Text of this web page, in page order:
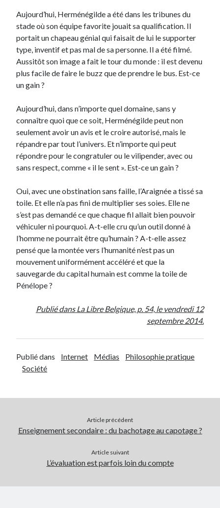
Aujourd’hui, Herménégilde a été dans les tribunes du
stade où son équipe favorite jouait sa qualification. Il
portait un chapeau génial qui faisait de lui le supporter
type, inventif et pas mal de sa personne. Il a été filmé.
Aussitôt son image a fait le tour du monde : il est devenu
plus facile de faire le buzz que de prendre le bus. Est-ce
un gain ?
Aujourd’hui, dans n’importe quel domaine, sans y
connaître quoi que ce soit, Herménégilde peut non
seulement avoir un avis et le croire autorisé, mais le
répandre par tout l’univers. Et n’importe qui peut
répondre pour le congratuler ou le vilipender, avec ou
sans respect, comme « il le sent ». Est-ce un gain ?
Oui, avec une obstination sans faille, l’Araignée a tissé sa
toile. Et elle n’a pas fini de multiplier ses soies. Elle ne
s’est pas demandé ce que chaque fil allait bien pouvoir
véhiculer ni pourquoi. A-t-elle cru qu’un outil donné à
l’homme ne pourrait être qu’humain ? A-t-elle assez
pensé que la montée vers l’humanité n’est pas un
mouvement uniformément accéléré et que la
sauvegarde du capital humain est comme la toile de
Pénélope ?
Publié dans La Libre Belgique, p. 54, le vendredi 12
septembre 2014.
Publié dans Internet Médias
Philosophie pratique
Société
Article précédent
Enseignement secondaire : du bachotage au capotage ?
Article suivant
L’évaluation est parfois loin du compte